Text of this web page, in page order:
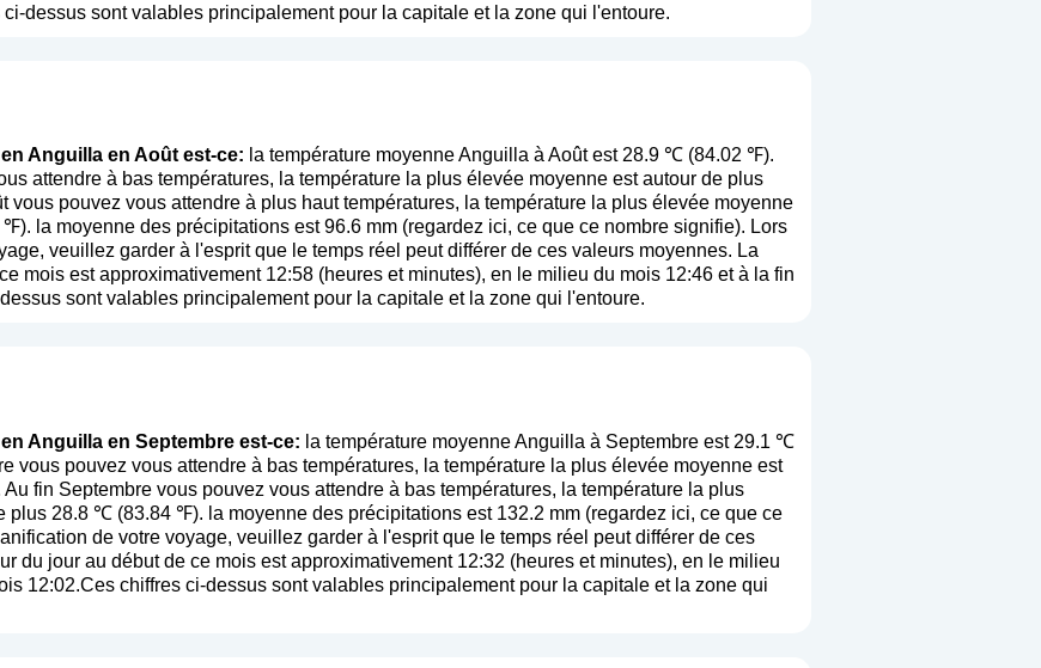
dessus sont valables principalement pour la capitale et la zone qui l'entoure.
Anguilla en Août est-ce: la température moyenne Anguilla à Août est 28.9 ℃ (84.02 ℉).
attendre à bas températures, la température la plus élevée moyenne est autour de plus
pouvez vous attendre à plus haut températures, la température la plus élevée moyenne
la moyenne des précipitations est 96.6 mm (regardez ici, ce que ce nombre signifie). Lors
veuillez garder à l'esprit que le temps réel peut différer de ces valeurs moyennes. La
mois est approximativement 12:58 (heures et minutes), en le milieu du mois 12:46 et à la fin
sont valables principalement pour la capitale et la zone qui l'entoure.
Anguilla en Septembre est-ce: la température moyenne Anguilla à Septembre est 29.1 ℃
vous pouvez vous attendre à bas températures, la température la plus élevée moyenne est
fin Septembre vous pouvez vous attendre à bas températures, la température la plus
plus 28.8 ℃ (83.84 ℉). la moyenne des précipitations est 132.2 mm (regardez ici, ce que ce
de votre voyage, veuillez garder à l'esprit que le temps réel peut différer de ces
du jour au début de ce mois est approximativement 12:32 (heures et minutes), en le milieu
12:02.Ces chiffres ci-dessus sont valables principalement pour la capitale et la zone qui